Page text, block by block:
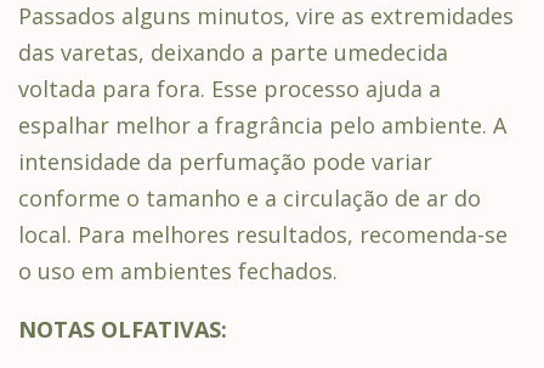
Passados alguns minutos, vire as extremidades
das varetas, deixando a parte umedecida
voltada para fora. Esse processo ajuda a
espalhar melhor a fragrância pelo ambiente. A
intensidade da perfumação pode variar
conforme o tamanho e a circulação de ar do
local. Para melhores resultados, recomenda-se
o uso em ambientes fechados.
NOTAS OLFATIVAS: